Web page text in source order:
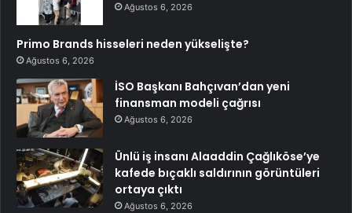
Ağustos 6, 2026
Primo Brands hisseleri neden yükselişte?
Ağustos 6, 2026
İSO Başkanı Bahçıvan’dan yeni
finansman modeli çağrısı
Ağustos 6, 2026
Ünlü iş insanı Alaaddin Çağlıköse’ye
kafede bıçaklı saldırının görüntüleri
ortaya çıktı
Ağustos 6, 2026